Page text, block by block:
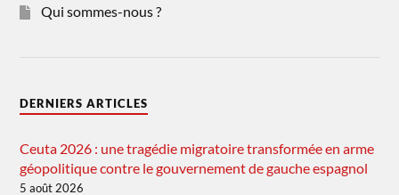
Qui sommes-nous ?
DERNIERS ARTICLES
Ceuta 2026 : une tragédie migratoire transformée en arme
géopolitique contre le gouvernement de gauche espagnol
5 août 2026